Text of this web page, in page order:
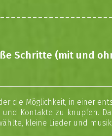
Schritte (mit und
die Möglichkeit, in einer
Kontakte zu knüpfen.
kleine Lieder und